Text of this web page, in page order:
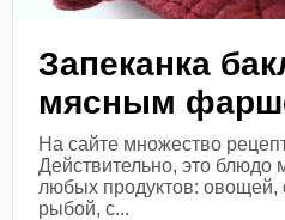
Запеканка
мясным
На сайте множество
Действительно, это блюдо
любых продуктов:
рыбой, с...